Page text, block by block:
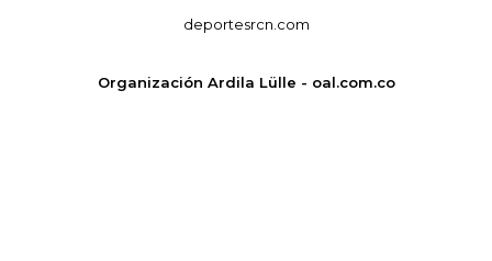
deportesrcn.com
Organización Ardila Lülle - oal.com.co